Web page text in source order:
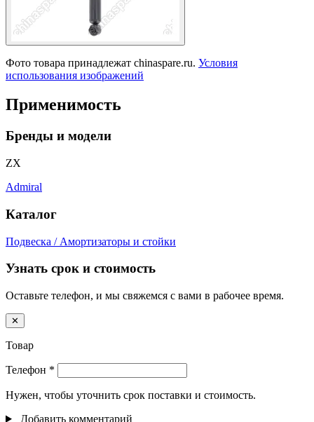
Фото товара принадлежат chinaspare.ru. Условия
использования изображений
Применимость
Бренды и модели
ZX
Admiral
Каталог
Подвеска / Амортизаторы и стойки
Узнать срок и стоимость
Оставьте телефон, и мы свяжемся с вами в рабочее время.
✕
Товар
Телефон *
Нужен, чтобы уточнить срок поставки и стоимость.
Добавить комментарий